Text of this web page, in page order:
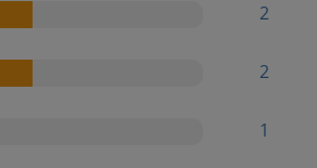
2
2
1